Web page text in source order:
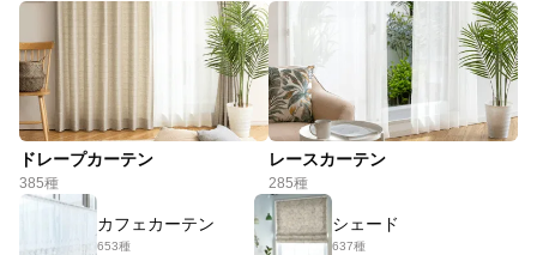
ドレープカーテン
385種
レースカーテン
285種
カフェカーテン
653種
シェード
637種